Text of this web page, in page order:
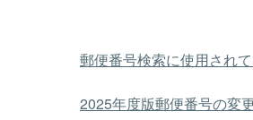
郵便番号検索に使用され
2025年度版郵便番号の変